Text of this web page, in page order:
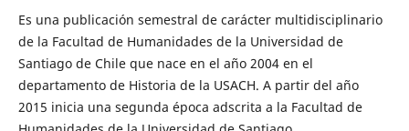
Es una publicación semestral de carácter multidisciplinario
de la Facultad de Humanidades de la Universidad de
Santiago de Chile que nace en el año 2004 en el
departamento de Historia de la USACH. A partir del año
2015 inicia una segunda época adscrita a la Facultad de